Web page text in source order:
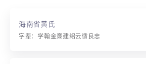
海南省黄氏
字辈：学翰金亷建绍云循良忠